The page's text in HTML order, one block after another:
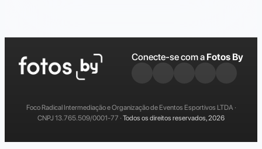
Conecte-se com a Fotos By
Foco Radical Intermediação e Organização de Eventos Esportivos LTDA ·
CNPJ 13.765.509/0001-77 · Todos os direitos reservados, 2026